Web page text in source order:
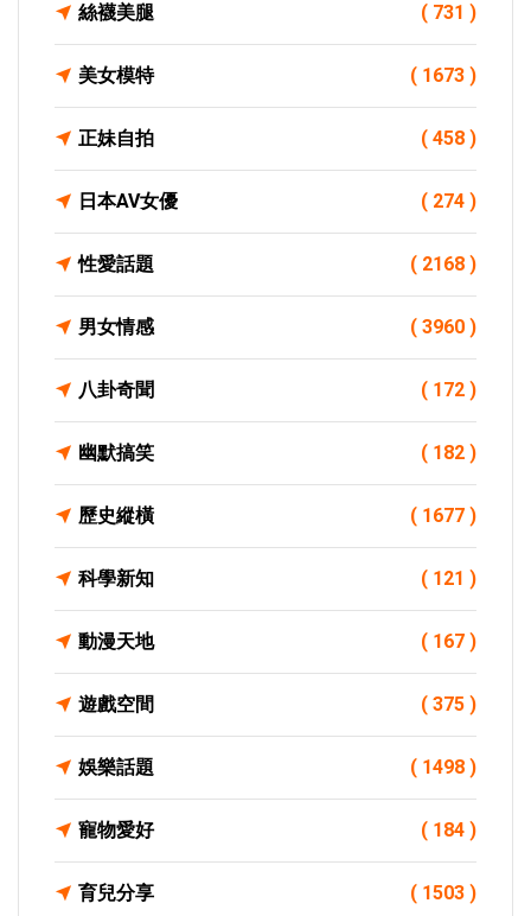
絲襪美腿 ( 731 )
美女模特 ( 1673 )
正妹自拍 ( 458 )
日本AV女優 ( 274 )
性愛話題 ( 2168 )
男女情感 ( 3960 )
八卦奇聞 ( 172 )
幽默搞笑 ( 182 )
歷史縱橫 ( 1677 )
科學新知 ( 121 )
動漫天地 ( 167 )
遊戲空間 ( 375 )
娛樂話題 ( 1498 )
寵物愛好 ( 184 )
育兒分享 ( 1503 )